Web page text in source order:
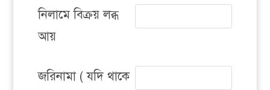
নিলামে বিক্রয় লব্ধ
আয়
জরিনামা ( যদি থাকে